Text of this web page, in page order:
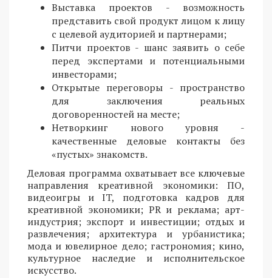
Выставка проектов - возможность
представить свой продукт лицом к лицу
с целевой аудиторией и партнерами;
Питчи проектов - шанс заявить о себе
перед экспертами и потенциальными
инвесторами;
Открытые переговоры - пространство
для заключения реальных
договоренностей на месте;
Нетворкинг нового уровня -
качественные деловые контакты без
«пустых» знакомств.
Деловая программа охватывает все ключевые
направления креативной экономики: ПО,
видеоигры и IT, подготовка кадров для
креативной экономики; PR и реклама; арт-
индустрия; экспорт и инвестиции; отдых и
развлечения; архитектура и урбанистика;
мода и ювелирное дело; гастрономия; кино,
культурное наследие и исполнительское
искусство.